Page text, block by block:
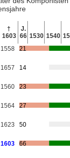
†
1603
J.
66 1530 1540
1558 21
1657 14
1560 23
1564 27
1623 50
1603 66